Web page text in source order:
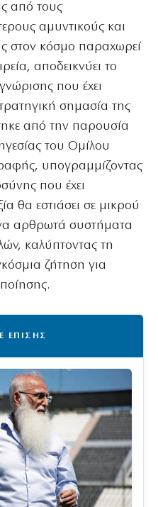
από τους
αμυντικούς και
στον κόσμο παραχωρεί
αποδεικνύει το
που έχει
σημασία της
από την παρουσία
του Ομίλου
υπογραμμίζοντας
που έχει
θα εστιάσει σε μικρού
αρθρωτά συστήματα
καλύπτοντας τη
ζήτηση για
ΕΠΙΣΗΣ